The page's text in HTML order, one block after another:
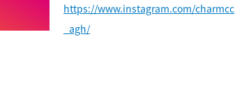
https://www.instagram.com/charmcc
_agh/